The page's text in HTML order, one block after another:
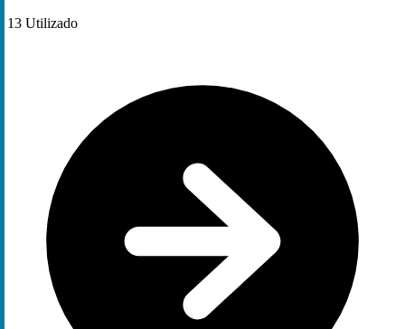
13 Utilizado